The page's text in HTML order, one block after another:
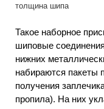
толщина шипа
Такое наборное
шиповые
нижних
набираются пакеты
получения
пропила). На них